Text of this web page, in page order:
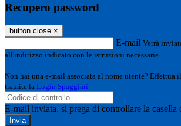
Recupero password
button close ×
E-mail Verrà
all'indirizzo indicato con le istruzioni necessarie.
Non hai una e-mail associata al nome utente? Effettua
tramite la Login Spaggiari
E-mail inviata, si prega di controllare la casella